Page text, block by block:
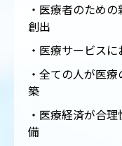
・医療者のため
創出
・医療サービス
・全ての人が医
築
・医療経済が合
備